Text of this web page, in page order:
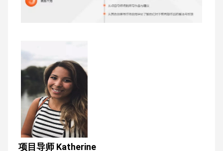
项目导师 Katherine